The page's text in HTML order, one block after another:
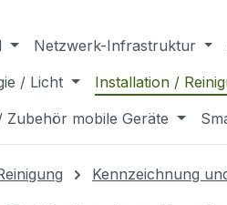
Netzwerk-Infrastruktur
/ Licht
Installation /
Zubehör mobile Geräte
Kennzeichnung